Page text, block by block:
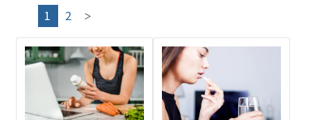
カテゴリで選ぶ
調査の種類で選ぶ
1
2